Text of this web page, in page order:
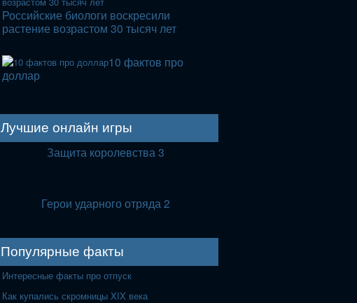
Российские биологи воскресили
растение возрастом 30 тысяч лет
10 фактов про
доллар
Лучшие онлайн игры
Защита королевства 3
Герои ударного отряда 2
Популярные факты
Интересные факты про отпуск
Как купались скромницы XIX века